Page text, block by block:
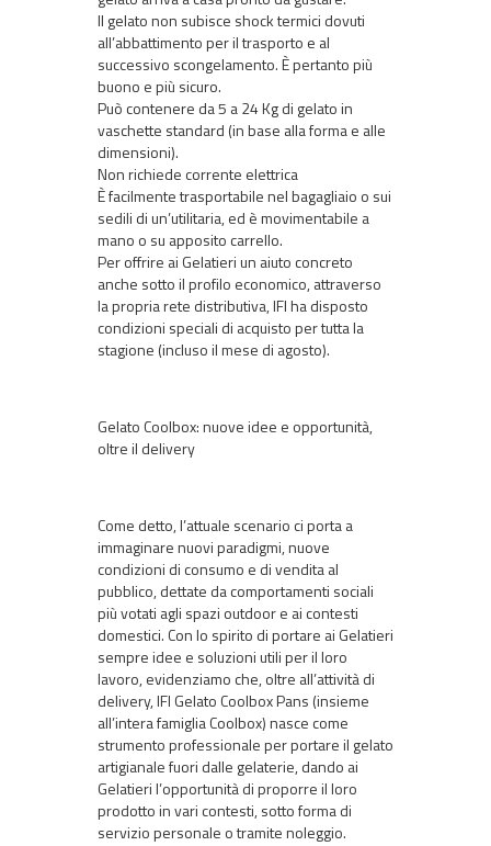
Il gelato non subisce shock termici dovuti
all’abbattimento per il trasporto e al
successivo scongelamento. È pertanto più
buono e più sicuro.
Può contenere da 5 a 24 Kg di gelato in
vaschette standard (in base alla forma e alle
dimensioni).
Non richiede corrente elettrica
È facilmente trasportabile nel bagagliaio o sui
sedili di un’utilitaria, ed è movimentabile a
mano o su apposito carrello.
Per offrire ai Gelatieri un aiuto concreto
anche sotto il profilo economico, attraverso
la propria rete distributiva, IFI ha disposto
condizioni speciali di acquisto per tutta la
stagione (incluso il mese di agosto).
Gelato Coolbox: nuove idee e opportunità,
oltre il delivery
Come detto, l’attuale scenario ci porta a
immaginare nuovi paradigmi, nuove
condizioni di consumo e di vendita al
pubblico, dettate da comportamenti sociali
più votati agli spazi outdoor e ai contesti
domestici. Con lo spirito di portare ai Gelatieri
sempre idee e soluzioni utili per il loro
lavoro, evidenziamo che, oltre all’attività di
delivery, IFI Gelato Coolbox Pans (insieme
all’intera famiglia Coolbox) nasce come
strumento professionale per portare il gelato
artigianale fuori dalle gelaterie, dando ai
Gelatieri l’opportunità di proporre il loro
prodotto in vari contesti, sotto forma di
servizio personale o tramite noleggio.